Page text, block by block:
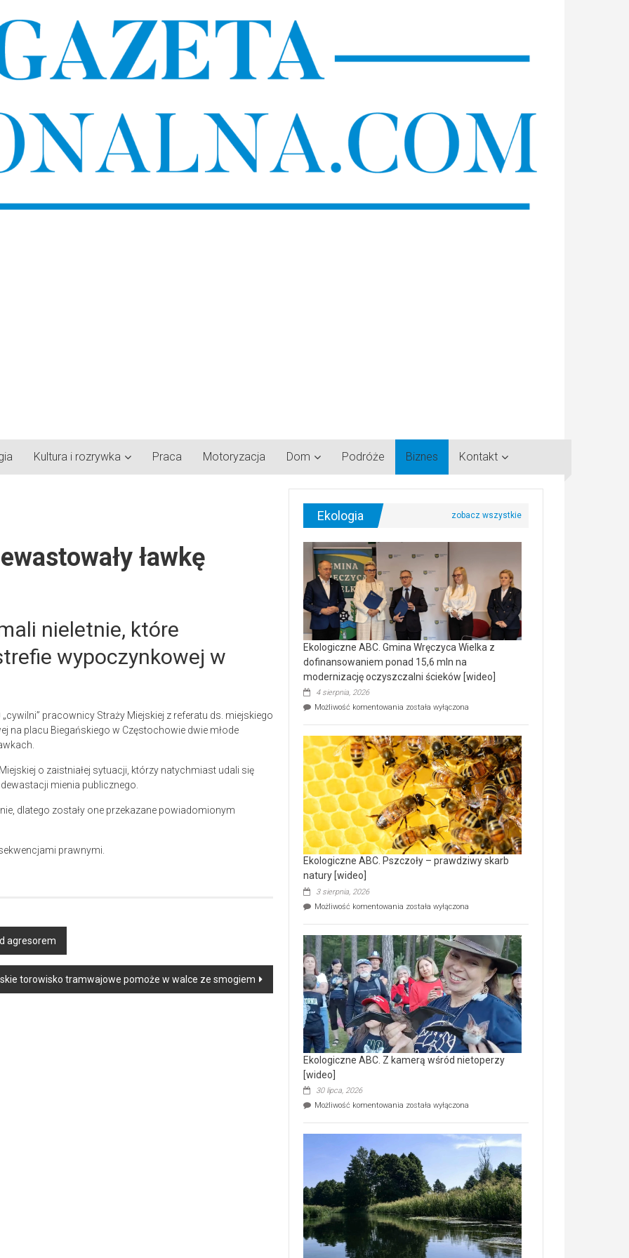
Kultura i rozrywka Praca Motoryzacja Dom Podróże Biznes Kontakt
ławkę
nieletnie, które
wypoczynkowej w
pracownicy Straży Miejskiej z referatu ds. miejskiego
placu Biegańskiego w Częstochowie dwie młode
o zaistniałej sytuacji, którzy natychmiast udali się
mienia publicznego.
dlatego zostały one przekazane powiadomionym
prawnymi.
agresorem
torowisko tramwajowe pomoże w walce ze smogiem
Ekologia
Ekologiczne ABC. Gmina Wręczyca Wielka z
dofinansowaniem ponad 15,6 mln na
modernizację oczyszczalni ścieków [wideo]
4 sierpnia, 2026
Możliwość komentowania Ekologiczne
Wręczyca
Wielka
z
dofinansowaniem
ponad
15,6
mln
na
modernizację
oczyszczalni
ścieków
[wideo]
została wyłączona
Ekologiczne ABC. Pszczoły – prawdziwy skarb
natury [wideo]
3 sierpnia, 2026
Możliwość komentowania Ekologiczne
–
prawdziwy
skarb
natury
[wideo]
została wyłączona
Ekologiczne ABC. Z kamerą wśród nietoperzy
[wideo]
30 lipca, 2026
Możliwość komentowania Ekologiczne
wśród
nietoperzy
[wideo]
została wyłączona